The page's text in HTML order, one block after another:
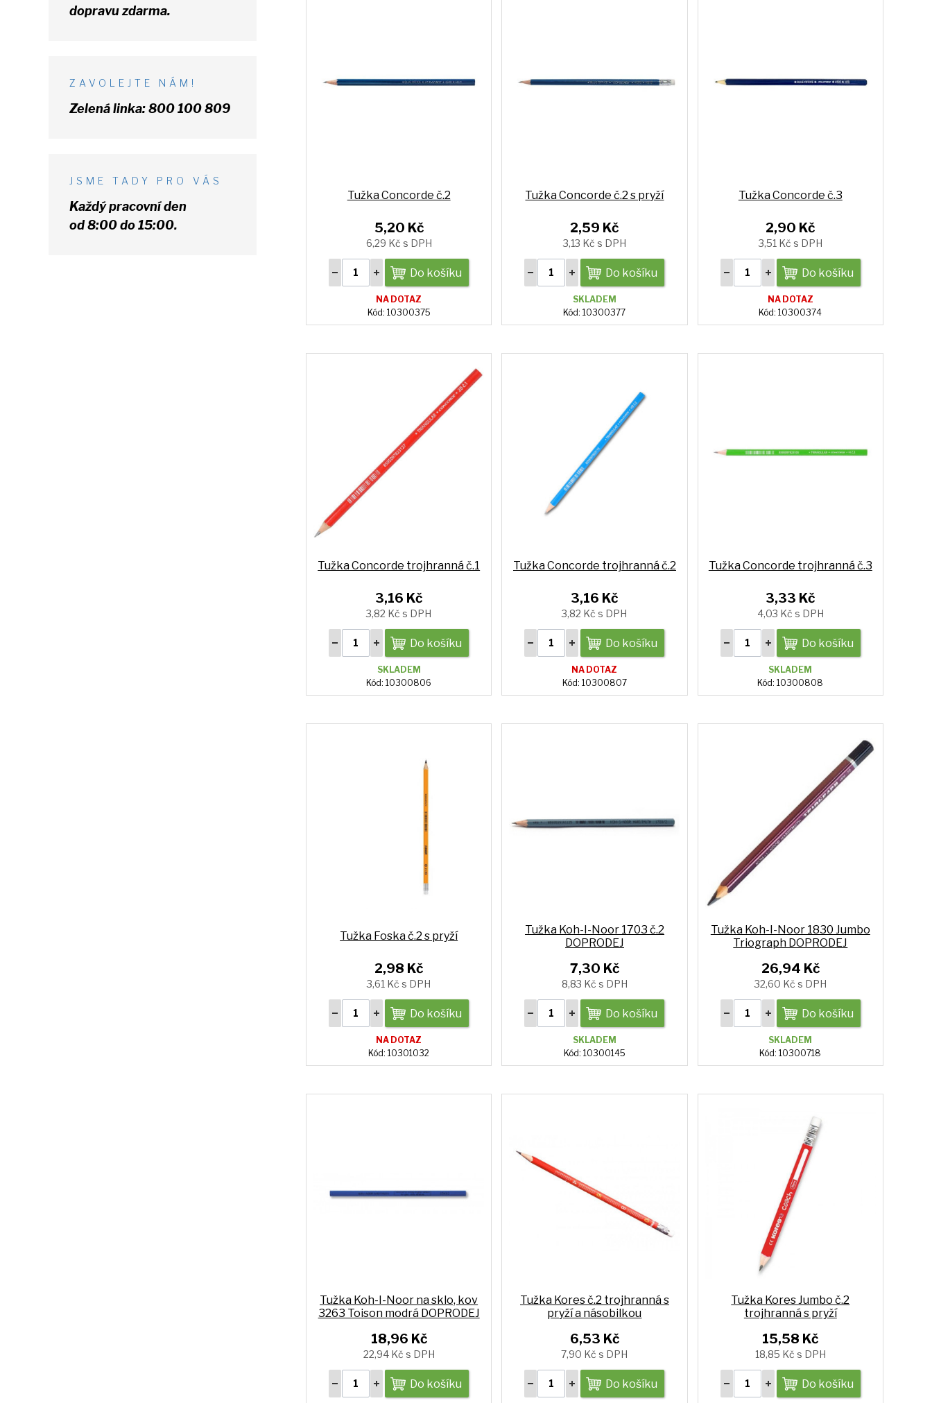
Tužka Concorde č.2
5,20 Kč
6,29 Kč s DPH
Do košíku
NA DOTAZ
Kód: 10300375
Tužka Concorde č.2 s pryží
2,59 Kč
3,13 Kč s DPH
Do košíku
SKLADEM
Kód: 10300377
Tužka Concorde č.3
2,90 Kč
3,51 Kč s DPH
Do košíku
NA DOTAZ
Kód: 10300374
Tužka Concorde trojhranná č.1
3,16 Kč
3,82 Kč s DPH
Do košíku
SKLADEM
Kód: 10300806
Tužka Concorde trojhranná č.2
3,16 Kč
3,82 Kč s DPH
Do košíku
NA DOTAZ
Kód: 10300807
Tužka Concorde trojhranná č.3
3,33 Kč
4,03 Kč s DPH
Do košíku
SKLADEM
Kód: 10300808
Tužka Foska č.2 s pryží
2,98 Kč
3,61 Kč s DPH
Do košíku
NA DOTAZ
Kód: 10301032
Tužka Koh-I-Noor 1703 č.2
DOPRODEJ
7,30 Kč
8,83 Kč s DPH
Do košíku
SKLADEM
Kód: 10300145
Tužka Koh-I-Noor 1830 Jumbo
Triograph DOPRODEJ
26,94 Kč
32,60 Kč s DPH
Do košíku
SKLADEM
Kód: 10300718
Tužka Koh-I-Noor na sklo, kov
3263 Toison modrá DOPRODEJ
18,96 Kč
22,94 Kč s DPH
Do košíku
Tužka Kores č.2 trojhranná s
pryží a násobilkou
6,53 Kč
7,90 Kč s DPH
Do košíku
Tužka Kores Jumbo č.2
trojhranná s pryží
15,58 Kč
18,85 Kč s DPH
Do košíku
dopravu zdarma.
ZAVOLEJTE NÁM!
Zelená linka:800 100 809
JSME TADY PRO VÁS
Každý pracovní den
od 8:00 do 15:00.